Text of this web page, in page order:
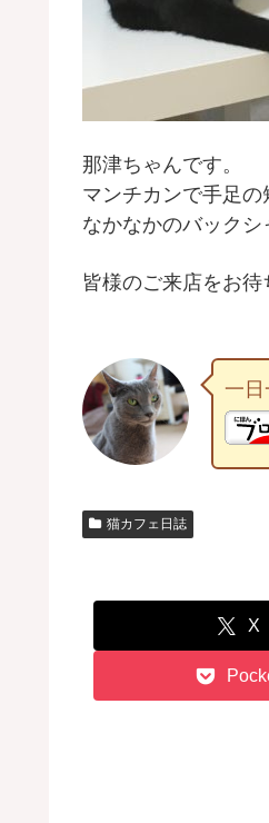
那津ちゃんです。
マンチカンで手足
なかなかのバックシ
皆様のご来店をお待
一日
猫カフェ日誌
X